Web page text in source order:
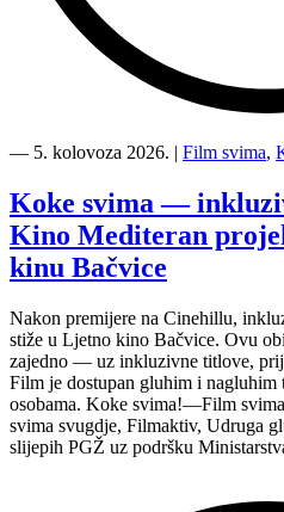
Mediteran
Film
svima
nastavljaju
inkluzivnu
turneju
Hvaru”
― 5. kolovoza 2026. | Film svima,
Koke svima —
Kino Mediteran
kinu Bačvice
Nakon premijere na Cinehillu,
stiže u Ljetno kino Bačvice. Ovu
zajedno — uz inkluzivne titlove,
Film je dostupan gluhim i
osobama. Koke svima!—Film
svima svugdje, Filmaktiv, Udruga
slijepih PGŽ uz podršku